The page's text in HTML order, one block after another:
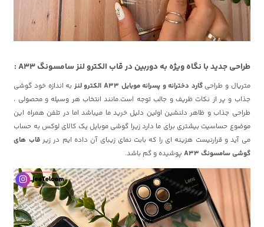
طراحی جدید با نگاه ویژه به دوربین در قاب الکترو لنز سامسونگ A33 :
متریال و طراحیگارد دخترانه و پسرانه موبایل A33 الکترو لنز
به اندازه خود گوشی
جذاب و پر از نکات ظریف و جالب توجه است.مانند انتخاب هر وسیله و محصولی ،
طراحی جذاب و ظاهر دلنشین اولین دلیل خرید ما میباشد اما در تلفن همراه این
موضوع حساسیت بیشتری برای ما دارد زیرا گوشی موبایل یک کالای لوکس به حساب
می آید و قرارنیست هزینه ای را که بابت نمای زیبای آن داده ایم در زیرقاب های
گوشی سامسونگ A33
پوشیده و گم باشد.